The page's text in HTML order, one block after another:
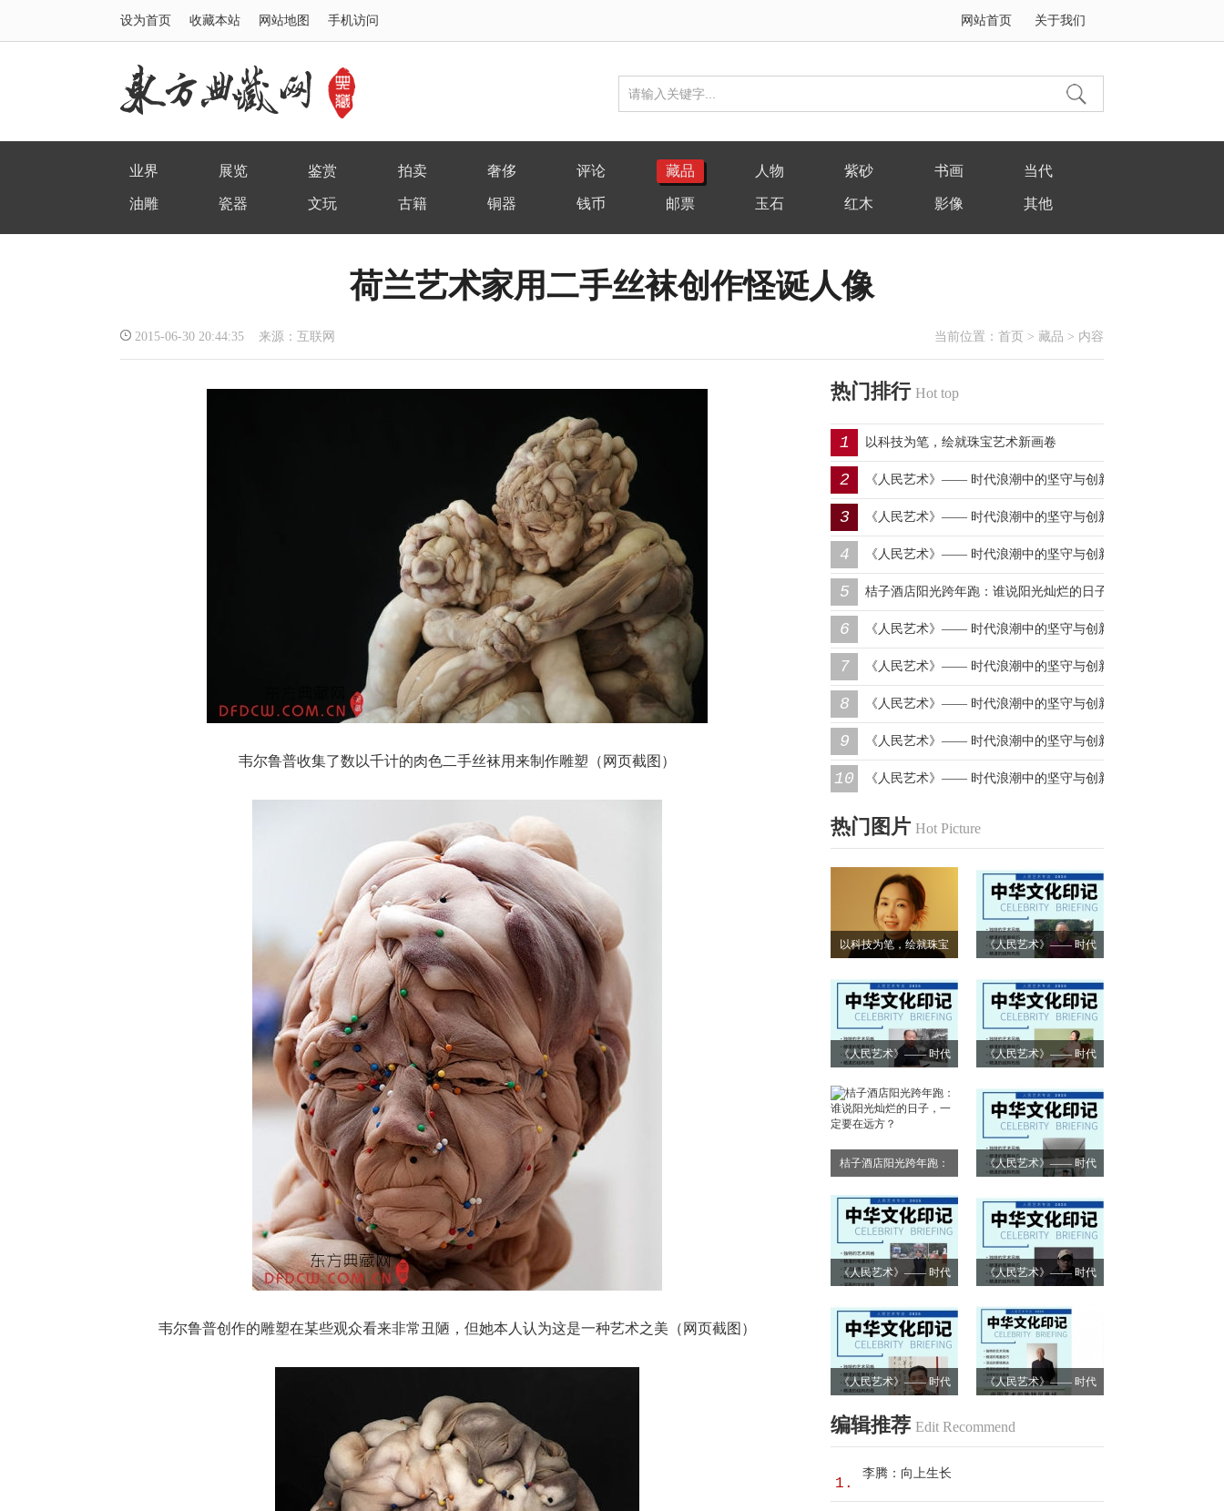
设为首页 收藏本站 网站地图 手机访问 网站首页 关于我们
业界 展览 鉴赏 拍卖 奢侈 评论 藏品 人物 紫砂 书画 当代
油雕 瓷器 文玩 古籍 铜器 钱币 邮票 玉石 红木 影像 其他
荷兰艺术家用二手丝袜创作怪诞人像
2015-06-30 20:44:35 来源：互联网 当前位置： 首页 > 藏品 > 内容
韦尔鲁普收集了数以千计的肉色二手丝袜用来制作雕塑（网页截图）
韦尔鲁普创作的雕塑在某些观众看来非常丑陋，但她本人认为这是一种艺术之美（网页截图）
热门排行 Hot top
1 以科技为笔，绘就珠宝艺术新画卷
2 《人民艺术》—— 时代浪潮中的坚守与创新丨专访朱建谷
3 《人民艺术》—— 时代浪潮中的坚守与创新丨专访王万宏
4 《人民艺术》—— 时代浪潮中的坚守与创新丨专访刘小爱
5 桔子酒店阳光跨年跑：谁说阳光灿烂的日子，一定要在远
方？
6 《人民艺术》—— 时代浪潮中的坚守与创新丨专访莫怀远
7 《人民艺术》—— 时代浪潮中的坚守与创新丨专访卿笃武
8 《人民艺术》—— 时代浪潮中的坚守与创新丨专访张涛
9 《人民艺术》—— 时代浪潮中的坚守与创新丨专访沈志昂
10 《人民艺术》—— 时代浪潮中的坚守与创新丨专访李润德
热门图片 Hot Picture
以科技为笔，绘就珠宝 《人民艺术》—— 时代
专访朱建谷
《人民艺术》—— 时代
专访王万宏
《人民艺术》—— 时代
专访刘小爱
桔子酒店阳光跨年跑：
一定要在远方？
《人民艺术》—— 时代
专访莫怀远
《人民艺术》—— 时代
专访卿笃武
《人民艺术》—— 时代
专访张涛
《人民艺术》—— 时代
专访沈志昂
《人民艺术》—— 时代
编辑推荐 Edit Recommend
1.
李腾：向上生长